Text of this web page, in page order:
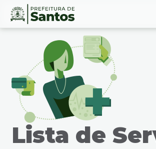
Ir
Conteúdo
Lista de